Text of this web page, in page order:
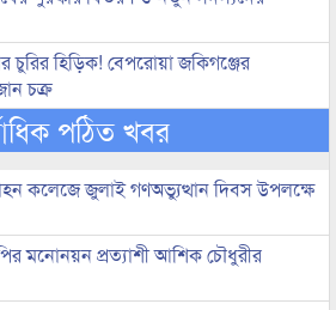
হিড়িক! বেপরোয়া জকিগঞ্জের
চক্র
পঠিত খবর
কলেজে জুলাই গণঅভ্যুত্থান দিবস উপলক্ষে
মনোনয়ন প্রত্যাশী আশিক চৌধুরীর